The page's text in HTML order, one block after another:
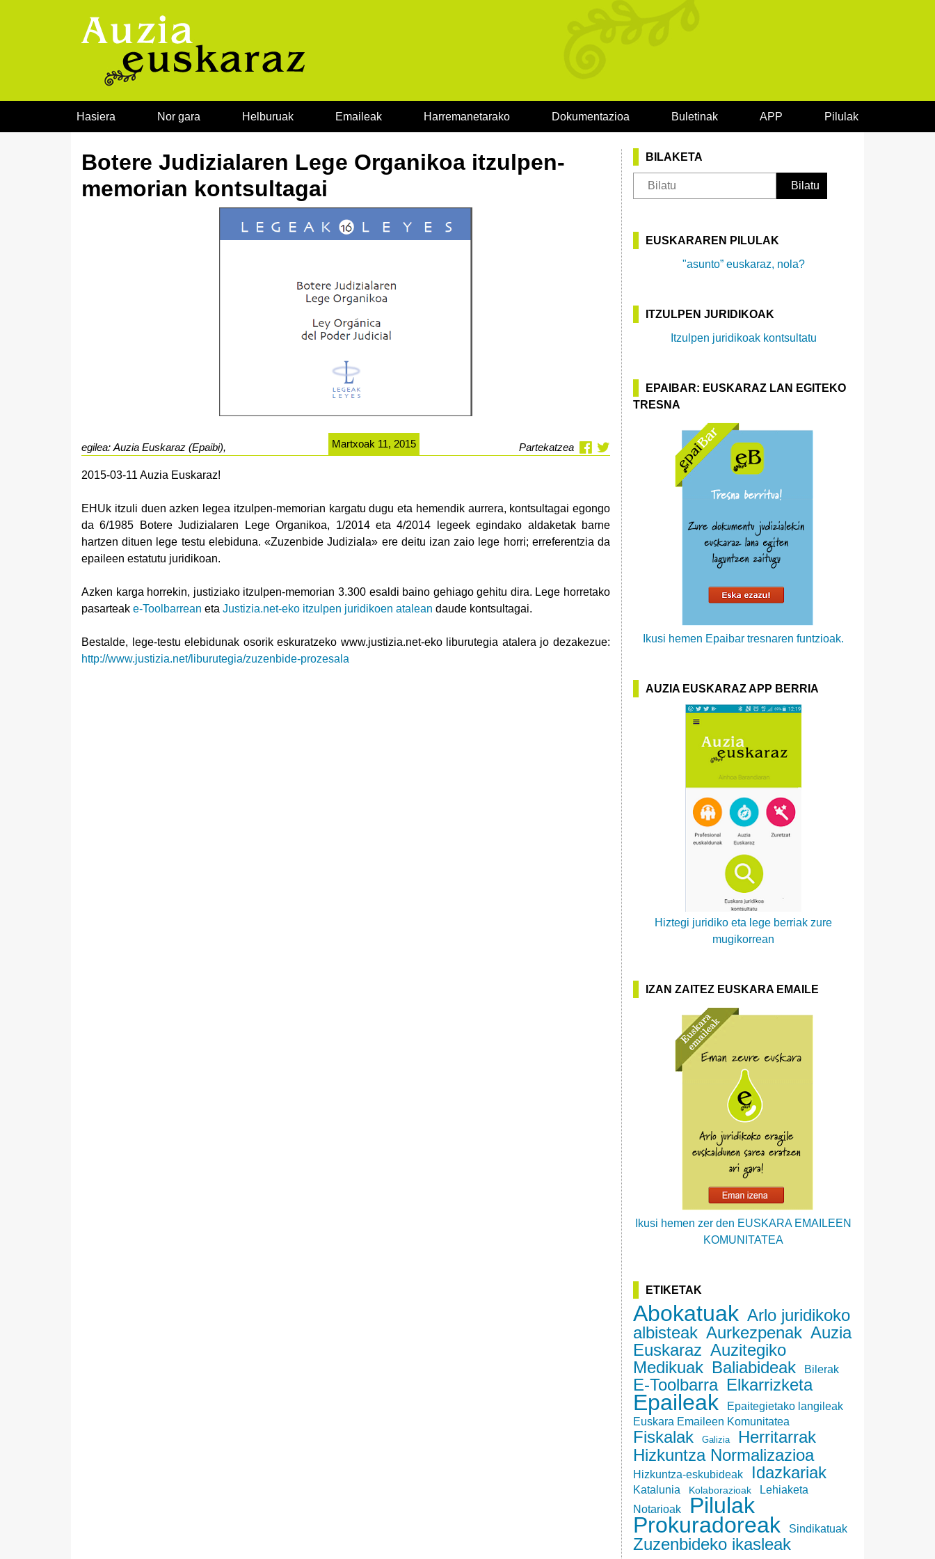
Hasiera Nor gara Helburuak Emaileak Harremanetarako Dokumentazioa Buletinak APP Pilulak
Botere Judizialaren Lege Organikoa itzulpen-
memorian kontsultagai
egilea: Auzia Euskaraz (Epaibi), Martxoak 11, 2015 Partekatzea
2015-03-11 Auzia Euskaraz!
EHUk itzuli duen azken legea itzulpen-memorian kargatu dugu eta hemendik aurrera, kontsultagai egongo
da 6/1985 Botere Judizialaren Lege Organikoa, 1/2014 eta 4/2014 legeek egindako aldaketak barne
hartzen dituen lege testu elebiduna. «Zuzenbide Judiziala» ere deitu izan zaio lege horri; erreferentzia da
epaileen estatutu juridikoan.
Azken karga horrekin, justiziako itzulpen-memorian 3.300 esaldi baino gehiago gehitu dira. Lege horretako
pasarteak e-Toolbarrean eta Justizia.net-eko itzulpen juridikoen atalean daude kontsultagai.
Bestalde, lege-testu elebidunak osorik eskuratzeko www.justizia.net-eko liburutegia atalera jo dezakezue:
http://www.justizia.net/liburutegia/zuzenbide-prozesala
BILAKETA
EUSKARAREN PILULAK
"asunto” euskaraz, nola?
ITZULPEN JURIDIKOAK
Itzulpen juridikoak kontsultatu
EPAIBAR: EUSKARAZ LAN EGITEKO
TRESNA
Ikusi hemen Epaibar tresnaren funtzioak.
AUZIA EUSKARAZ APP BERRIA
Hiztegi juridiko eta lege berriak zure
mugikorrean
IZAN ZAITEZ EUSKARA EMAILE
Ikusi hemen zer den EUSKARA EMAILEEN
KOMUNITATEA
ETIKETAK
Abokatuak Arlo juridikoko
albisteak Aurkezpenak Auzia
Euskaraz Auzitegiko
Medikuak Baliabideak Bilerak
E-Toolbarra Elkarrizketa
Epaileak
Epaitegietako langileak
Euskara Emaileen Komunitatea
Fiskalak Galizia
Herritarrak
Hizkuntza Normalizazioa
Hizkuntza-eskubideak Idazkariak
Katalunia Kolaborazioak
Lehiaketa
Notarioak
Pilulak
Prokuradoreak Sindikatuak
Zuzenbideko ikasleak